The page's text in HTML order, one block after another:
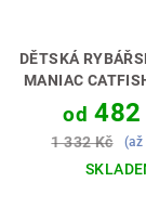
DĚTSKÁ
MANIAC
PERFEKTNÍ
MALÉHO
od 482
1 332 Kč (až